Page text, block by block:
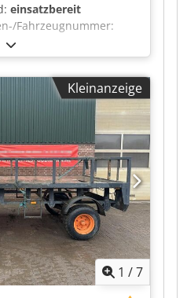
einsatzbereit
Fahrzeugnummer:
Schwenkarm-
Preis: 3.650 €,
Lieferbedingungen:
Sehr gepflegte
hergestellt von J.
zum Stanzen von
Kunststoffen,
Dichtungsmaterial,
Daten * Hersteller:
* Seriennummer:
vermutlich späte
18 Tonnen *
mm * Schwenkarm-
* Gemessener
Aiozqhdiezea *
Kleinanzeige
1 /7